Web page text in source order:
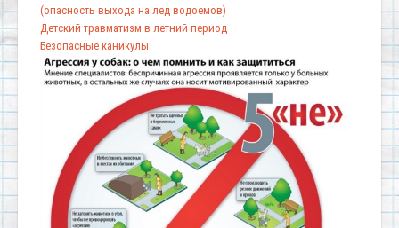
(опасность выхода на лед водоемов)
Детский травматизм в летний период
Безопасные каникулы